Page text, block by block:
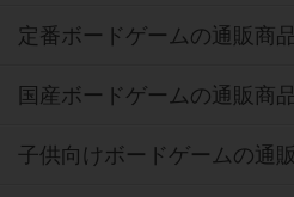
定番ボードゲームの通販商
国産ボードゲームの通販商
子供向けボードゲームの通